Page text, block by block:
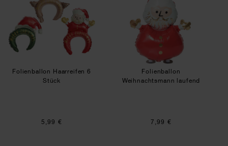
Folienballon Haarreifen 6
Stück
5,99 €
Folienballon
Weihnachtsmann laufend
7,99 €